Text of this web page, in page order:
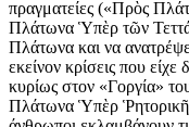
πραγματείες («Πρὸς
Πλάτωνα Ὑπὲρ τῶν
Πλάτωνα και να
εκείνον κρίσεις που
κυρίως στον «Γοργία»
Πλάτωνα Ὑπὲρ